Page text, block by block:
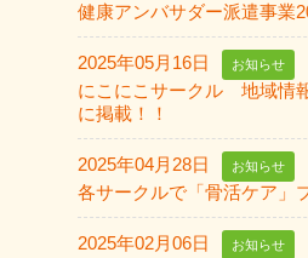
健康アンバサダー派遣事業
2025年05月16日 お知らせ
にこにこサークル 地域情
に掲載！！
2025年04月28日 お知らせ
各サークルで「骨活ケア」
2025年02月06日 お知らせ